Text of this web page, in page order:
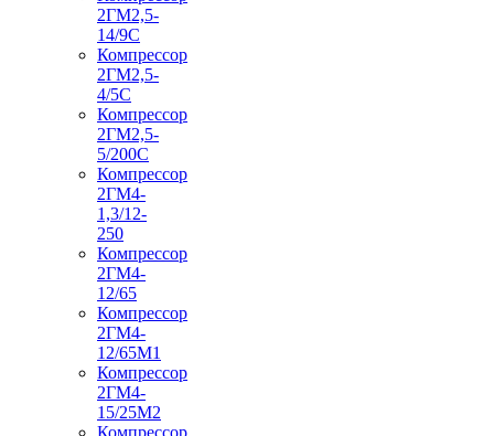
2ГМ2,5-
14/9С
Компрессор
2ГМ2,5-
4/5С
Компрессор
2ГМ2,5-
5/200С
Компрессор
2ГМ4-
1,3/12-
250
Компрессор
2ГМ4-
12/65
Компрессор
2ГМ4-
12/65М1
Компрессор
2ГМ4-
15/25М2
Компрессор